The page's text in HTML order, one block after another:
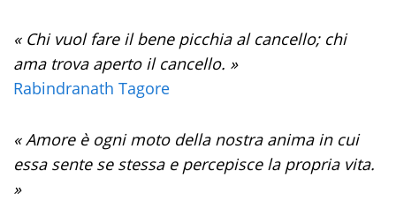
« Chi vuol fare il bene picchia al cancello; chi
ama trova aperto il cancello. »
Rabindranath Tagore
« Amore è ogni moto della nostra anima in cui
essa sente se stessa e percepisce la propria vita.
»